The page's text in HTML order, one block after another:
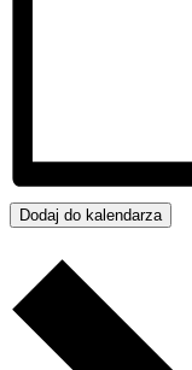
Dodaj do kalendarza